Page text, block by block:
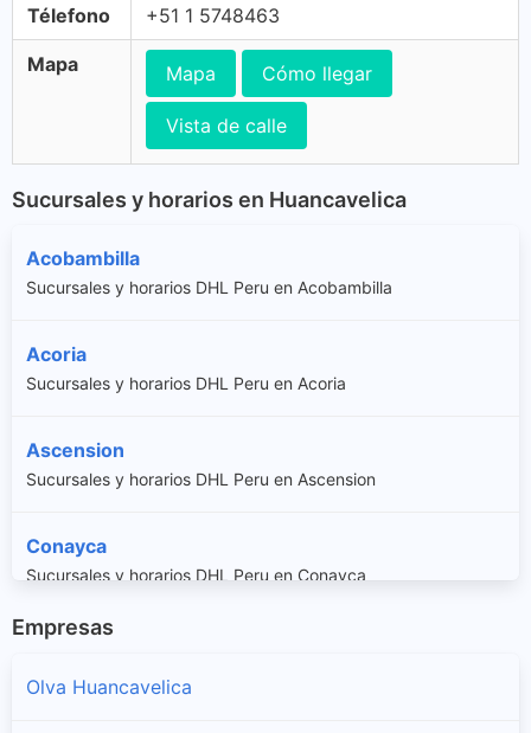
Télefono +51 1 5748463
Mapa Mapa Cómo llegar
Vista de calle
Sucursales y horarios en Huancavelica
Acobambilla
Sucursales y horarios DHL Peru en Acobambilla
Acoria
Sucursales y horarios DHL Peru en Acoria
Ascension
Sucursales y horarios DHL Peru en Ascension
Conayca
Sucursales y horarios DHL Peru en Conayca
Cuenca
Empresas
Olva Huancavelica